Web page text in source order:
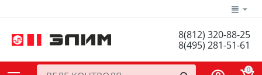
8(812) 320-88-25
8(495) 281-51-61
0